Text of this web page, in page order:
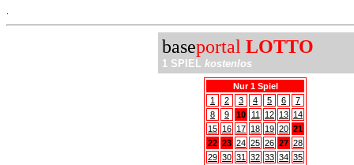
baseportal LOTTO
1 SPIEL kostenlos
Nur 1 Spiel
1
2 3 4 5 6
7
8
9 10 11 12 13 14
15 16 17 18 19 20 21
22 23 24 25 26 27 28
29 30 31 32 33 34 35